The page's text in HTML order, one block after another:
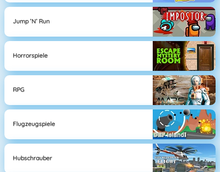
Jump ’n’ Run
Horrorspiele
RPG
Flugzeugspiele
Hubschrauber